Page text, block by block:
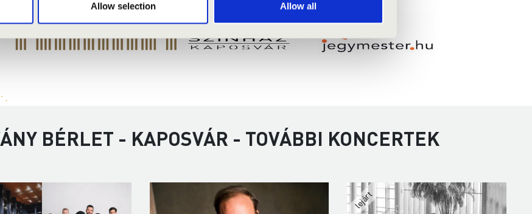
Allow selection Allow all
BÉRLET - KAPOSVÁR - TOVÁBBI KONCERTEK